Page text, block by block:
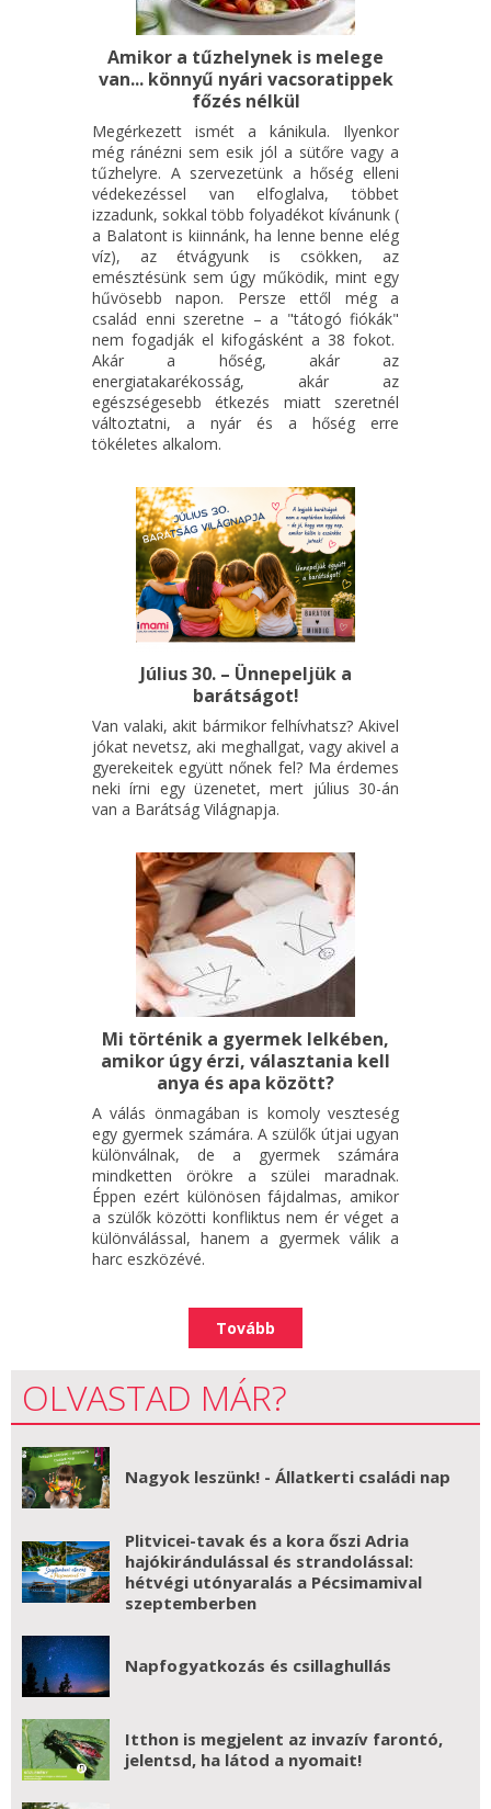
Amikor a tűzhelynek is melege
van... könnyű nyári vacsoratippek
főzés nélkül
Megérkezett ismét a kánikula. Ilyenkor
még ránézni sem esik jól a sütőre vagy a
tűzhelyre. A szervezetünk a hőség elleni
védekezéssel van elfoglalva, többet
izzadunk, sokkal több folyadékot kívánunk (
a Balatont is kiinnánk, ha lenne benne elég
víz), az étvágyunk is csökken, az
emésztésünk sem úgy működik, mint egy
hűvösebb napon. Persze ettől még a
család enni szeretne – a "tátogó fiókák"
nem fogadják el kifogásként a 38 fokot.
Akár a hőség, akár az
energiatakarékosság, akár az
egészségesebb étkezés miatt szeretnél
változtatni, a nyár és a hőség erre
tökéletes alkalom.
Július 30. – Ünnepeljük a
barátságot!
Van valaki, akit bármikor felhívhatsz? Akivel
jókat nevetsz, aki meghallgat, vagy akivel a
gyerekeitek együtt nőnek fel? Ma érdemes
neki írni egy üzenetet, mert július 30-án
van a Barátság Világnapja.
Mi történik a gyermek lelkében,
amikor úgy érzi, választania kell
anya és apa között?
A válás önmagában is komoly veszteség
egy gyermek számára. A szülők útjai ugyan
különválnak, de a gyermek számára
mindketten örökre a szülei maradnak.
Éppen ezért különösen fájdalmas, amikor
a szülők közötti konfliktus nem ér véget a
különválással, hanem a gyermek válik a
harc eszközévé.
Tovább
OLVASTAD MÁR?
Nagyok leszünk! - Állatkerti családi nap
Plitvicei-tavak és a kora őszi Adria
hajókirándulással és strandolással:
hétvégi utónyaralás a Pécsimamival
szeptemberben
Napfogyatkozás és csillaghullás
Itthon is megjelent az invazív farontó,
jelentsd, ha látod a nyomait!